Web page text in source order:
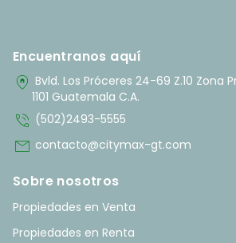
Encuentranos aquí
home_pin Bvld. Los Próceres 24-69 Z.10 Zona
1101 Guatemala C.A.
phone_in_talk (502)2493-5555
mail contacto@citymax-gt.com
Sobre nosotros
Propiedades en Venta
Propiedades en Renta